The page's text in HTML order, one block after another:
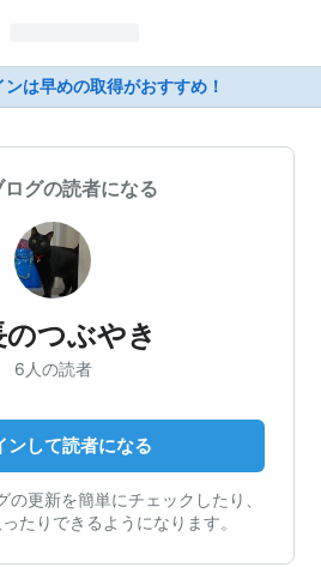
は早めの取得がおすすめ！
ログの読者になる
のつぶやき
6人の読者
ンして読者になる
更新を簡単にチェックしたり、
たりできるようになります。